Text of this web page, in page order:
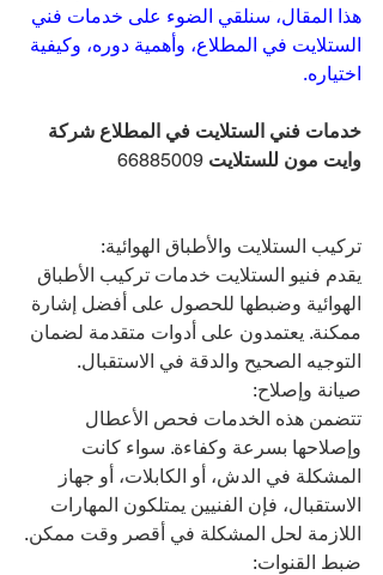
هذا المقال، سنلقي الضوء على خدمات فني
الستلايت في المطلاع، وأهمية دوره، وكيفية
اختياره.
خدمات فني الستلايت في المطلاع شركة
وايت مون للستلايت 66885009
تركيب الستلايت والأطباق الهوائية:
يقدم فنيو الستلايت خدمات تركيب الأطباق
الهوائية وضبطها للحصول على أفضل إشارة
ممكنة. يعتمدون على أدوات متقدمة لضمان
التوجيه الصحيح والدقة في الاستقبال.
صيانة وإصلاح:
تتضمن هذه الخدمات فحص الأعطال
وإصلاحها بسرعة وكفاءة. سواء كانت
المشكلة في الدش، أو الكابلات، أو جهاز
الاستقبال، فإن الفنيين يمتلكون المهارات
اللازمة لحل المشكلة في أقصر وقت ممكن.
ضبط القنوات: